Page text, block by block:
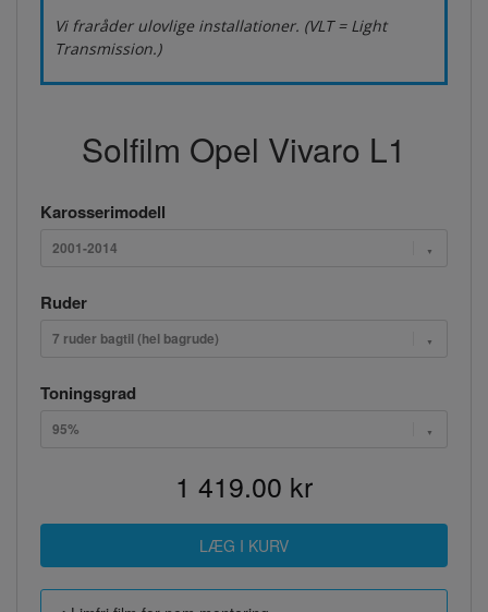
Vi fraråder ulovlige installationer. (VLT = Light
Transmission.)
Solfilm Opel Vivaro L1
Karosserimodell
2001-2014
Ruder
7 ruder bagtil (hel bagrude)
Toningsgrad
95%
1 419.00 kr